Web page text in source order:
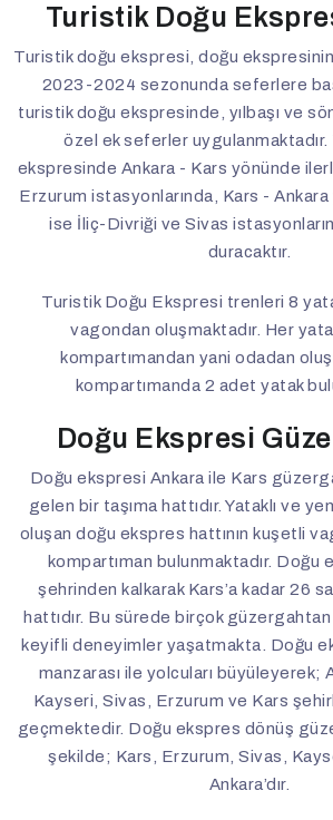
Turistik Doğu
Turistik doğu ekspresi, doğu
2023-2024 sezonunda seferlere
turistik doğu ekspresinde, yılbaşı ve
özel ek seferler uygulanmaktadır.
ekspresinde Ankara - Kars yönünde
Erzurum istasyonlarında, Kars -
ise İliç-Divriği ve Sivas
duracaktır.
Turistik Doğu Ekspresi trenleri 8
vagondan oluşmaktadır. Her
kompartımandan yani odadan
kompartımanda 2 adet yatak
Doğu Ekspresi
Doğu ekspresi Ankara ile Kars
gelen bir taşıma hattıdır. Yataklı ve
oluşan doğu ekspres hattının kuşetli
kompartıman bulunmaktadır. Doğu
şehrinden kalkarak Kars’a kadar 26
hattıdır. Bu sürede birçok
keyifli deneyimler yaşatmakta. Doğu
manzarası ile yolcuları büyüleyerek;
Kayseri, Sivas, Erzurum ve Kars
geçmektedir. Doğu ekspres dönüş
şekilde; Kars, Erzurum, Sivas,
Ankara’dır.